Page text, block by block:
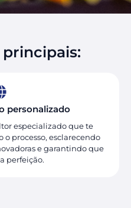
personalizado
especializado que te
processo, esclarecendo
e garantindo que
perfeição.